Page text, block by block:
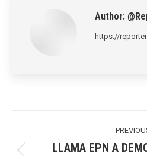
Author:
https://
LLAMA EPN A